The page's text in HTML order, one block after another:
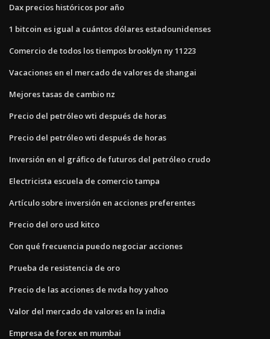
Dax precios históricos por año
1 bitcoin es igual a cuántos dólares estadounidenses
Comercio de todos los tiempos brooklyn ny 11223
Vacaciones en el mercado de valores de shangai
Mejores tasas de cambio nz
Precio del petróleo wti después de horas
Precio del petróleo wti después de horas
Inversión en el gráfico de futuros del petróleo crudo
Electricista escuela de comercio tampa
Artículo sobre inversión en acciones preferentes
Precio del oro usd kitco
Con qué frecuencia puedo negociar acciones
Prueba de resistencia de oro
Precio de las acciones de nvda hoy yahoo
Valor del mercado de valores en la india
Empresa de forex en mumbai